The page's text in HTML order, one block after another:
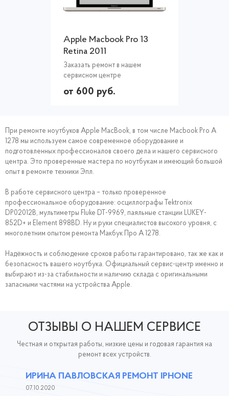
Apple Macbook Pro 13
Retina 2011
Заказать ремонт в нашем
сервисном центре
от 600 руб.
При ремонте ноутбуков Apple MacBook, в том числе Macbook Pro A
1278 мы используем самое современное оборудование и
подготовленных профессионалов своего дела и нашего сервисного
центра. Это проверенные мастера по ноутбукам и имеющий большой
опыт в ремонте техники Эпл.
В работе сервисного центра – только проверенное
профессиональное оборудование: осциллографы Tektronix
DP02012B, мультиметры Fluke DT-9969, паяльные станции LUKEY-
852D+ и Element 898BD. Ну и руки специалистов высокого уровня, с
многолетним опытом ремонта Макбук Про A 1278.
Надёжность и соблюдение сроков работы гарантировано, так же как и
безопасность вашего ноутбука. Официальный сервис-центр именно и
выбирают из-за стабильности и наличию склада с оригинальными
запасными частями на устройства Apple.
ОТЗЫВЫ О НАШЕМ СЕРВИСЕ
Честная и открытая работы, низкие цены и годовая гарантия на
ремонт всех устройств.
ИРИНА ПАВЛОВСКАЯ РЕМОНТ IPHONE
07.10.2020